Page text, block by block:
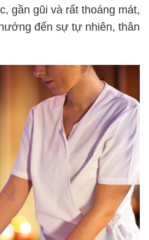
gần gũi và rất thoáng mát,
đến sự tự nhiên, thân